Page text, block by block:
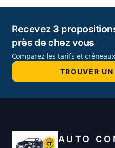
Recevez 3
près de chez vous
Comparez les tarifs et
TROUVER
AUTO